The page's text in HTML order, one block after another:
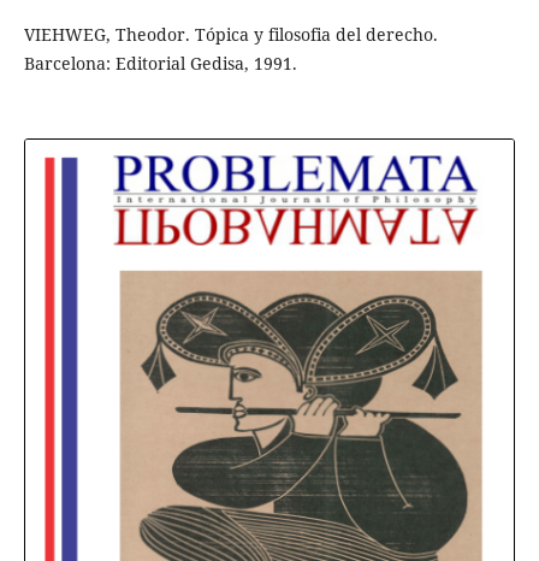
VIEHWEG, Theodor. Tópica y filosofia del derecho.
Barcelona: Editorial Gedisa, 1991.